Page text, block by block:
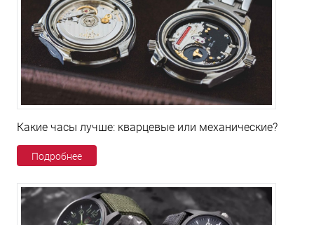
Какие часы лучше: кварцевые или механические?
Подробнее